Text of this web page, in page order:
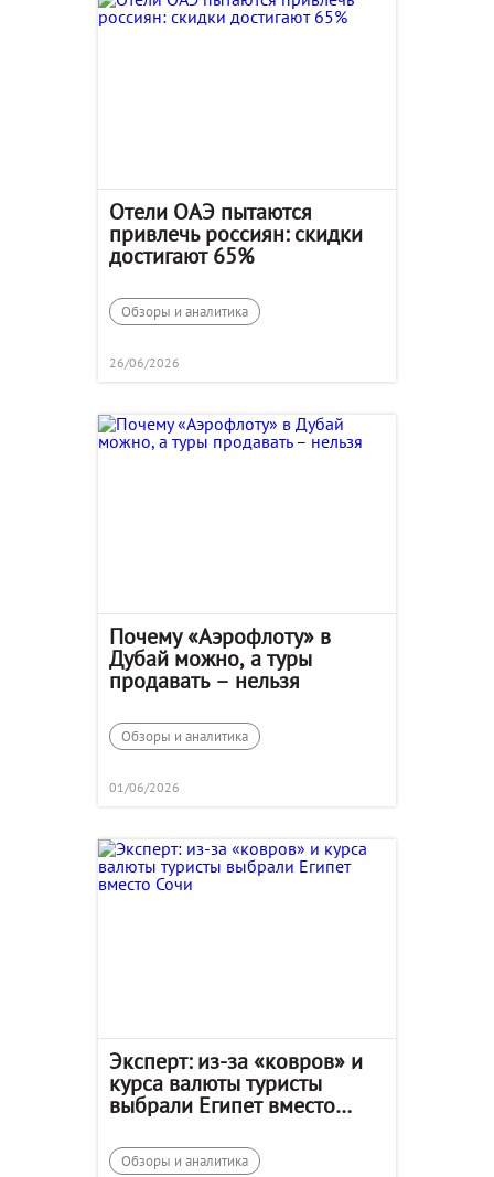
Отели ОАЭ пытаются
привлечь россиян: скидки
достигают 65%
Обзоры и аналитика
26/06/2026
Почему «Аэрофлоту» в
Дубай можно, а туры
продавать – нельзя
Обзоры и аналитика
01/06/2026
Эксперт: из-за «ковров» и
курса валюты туристы
выбрали Египет вместо
Обзоры и аналитика